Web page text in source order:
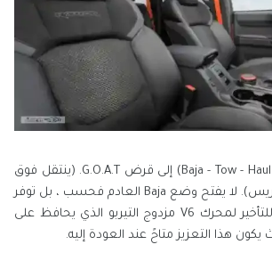
أضافت فورد أوضاع ( Baja - Tow - Haul) إلى قرض G.O.A.T. (ينتقل فوق
أي نوع من أنواع التضاريس). لا يفتح وضع Baja العادم فحسب ، بل توفر
أيضا معايرة مضادة للتأخير لمحرك V6 مزدوج التيربو الذي يحافظ على
يكون هذا التعزيز متاحً عند العودة إليه.